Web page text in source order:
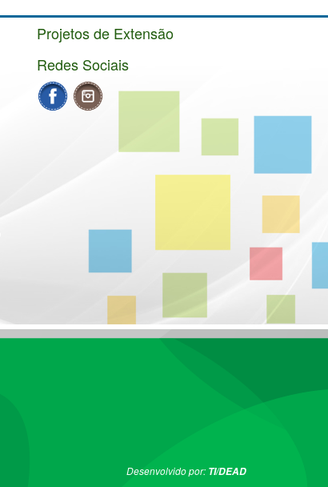
Projetos de Extensão
Redes Sociais
Desenvolvido por: TI/DEAD